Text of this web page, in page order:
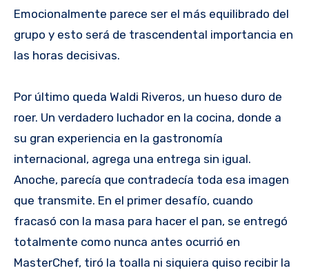
Emocionalmente parece ser el más equilibrado del
grupo y esto será de trascendental importancia en
las horas decisivas.
Por último queda Waldi Riveros, un hueso duro de
roer. Un verdadero luchador en la cocina, donde a
su gran experiencia en la gastronomía
internacional, agrega una entrega sin igual.
Anoche, parecía que contradecía toda esa imagen
que transmite. En el primer desafío, cuando
fracasó con la masa para hacer el pan, se entregó
totalmente como nunca antes ocurrió en
MasterChef, tiró la toalla ni siquiera quiso recibir la